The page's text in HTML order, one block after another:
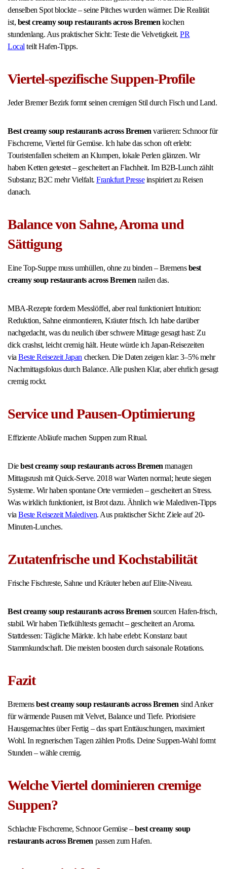
denselben Spot blockte – seine Pitches wurden wärmer. Die Realität
ist, best creamy soup restaurants across Bremen kochen
stundenlang. Aus praktischer Sicht: Teste die Velvetigkeit.PR
Local teilt Hafen-Tipps.
Viertel-spezifische Suppen-Profile
Jeder Bremer Bezirk formt seinen cremigen Stil durch Fisch und Land.
Best creamy soup restaurants across Bremen variieren: Schnoor für
Fischcreme, Viertel für Gemüse. Ich habe das schon oft erlebt:
Touristenfallen scheitern an Klumpen, lokale Perlen glänzen. Wir
haben Ketten getestet – gescheitert an Flachheit. Im B2B-Lunch zählt
Substanz; B2C mehr Vielfalt.Frankfurt Presseinspiriert zu Reisen
danach.
Balance von Sahne, Aroma und
Sättigung
Eine Top-Suppe muss umhüllen, ohne zu binden – Bremensbest
creamy soup restaurants across Bremen nailen das.
MBA-Rezepte fordern Messlöffel, aber real funktioniert Intuition:
Reduktion, Sahne einmontieren, Kräuter frisch. Ich habe darüber
nachgedacht, was du neulich über schwere Mittage gesagt hast: Zu
dick crashst, leicht cremig hält. Heute würde ich Japan-Reisezeiten
viaBeste Reisezeit Japan checken. Die Daten zeigen klar: 3–5% mehr
Nachmittagsfokus durch Balance. Alle pushen Klar, aber ehrlich gesagt
cremig rockt.
Service und Pausen-Optimierung
Effiziente Abläufe machen Suppen zum Ritual.
Diebest creamy soup restaurants across Bremen managen
Mittagsrush mit Quick-Serve. 2018 war Warten normal; heute siegen
Systeme. Wir haben spontane Orte vermieden – gescheitert an Stress.
Was wirklich funktioniert, ist Brot dazu. Ähnlich wie Malediven-Tipps
viaBeste Reisezeit Malediven. Aus praktischer Sicht: Ziele auf 20-
Minuten-Lunches.
Zutatenfrische und Kochstabilität
Frische Fischreste, Sahne und Kräuter heben auf Elite-Niveau.
Best creamy soup restaurants across Bremen sourcen Hafen-frisch,
stabil. Wir haben Tiefkühltests gemacht – gescheitert an Aroma.
Stattdessen: Tägliche Märkte. Ich habe erlebt: Konstanz baut
Stammkundschaft. Die meisten boosten durch saisonale Rotations.
Fazit
Bremensbest creamy soup restaurants across Bremen sind Anker
für wärmende Pausen mit Velvet, Balance und Tiefe. Priorisiere
Hausgemachtes über Fertig – das spart Enttäuschungen, maximiert
Wohl. In regnerischen Tagen zählen Profis. Deine Suppen-Wahl formt
Stunden – wähle cremig.
Welche Viertel dominieren cremige
Suppen?
Schlachte Fischcreme, Schnoor Gemüse –best creamy soup
restaurants across Bremen passen zum Hafen.